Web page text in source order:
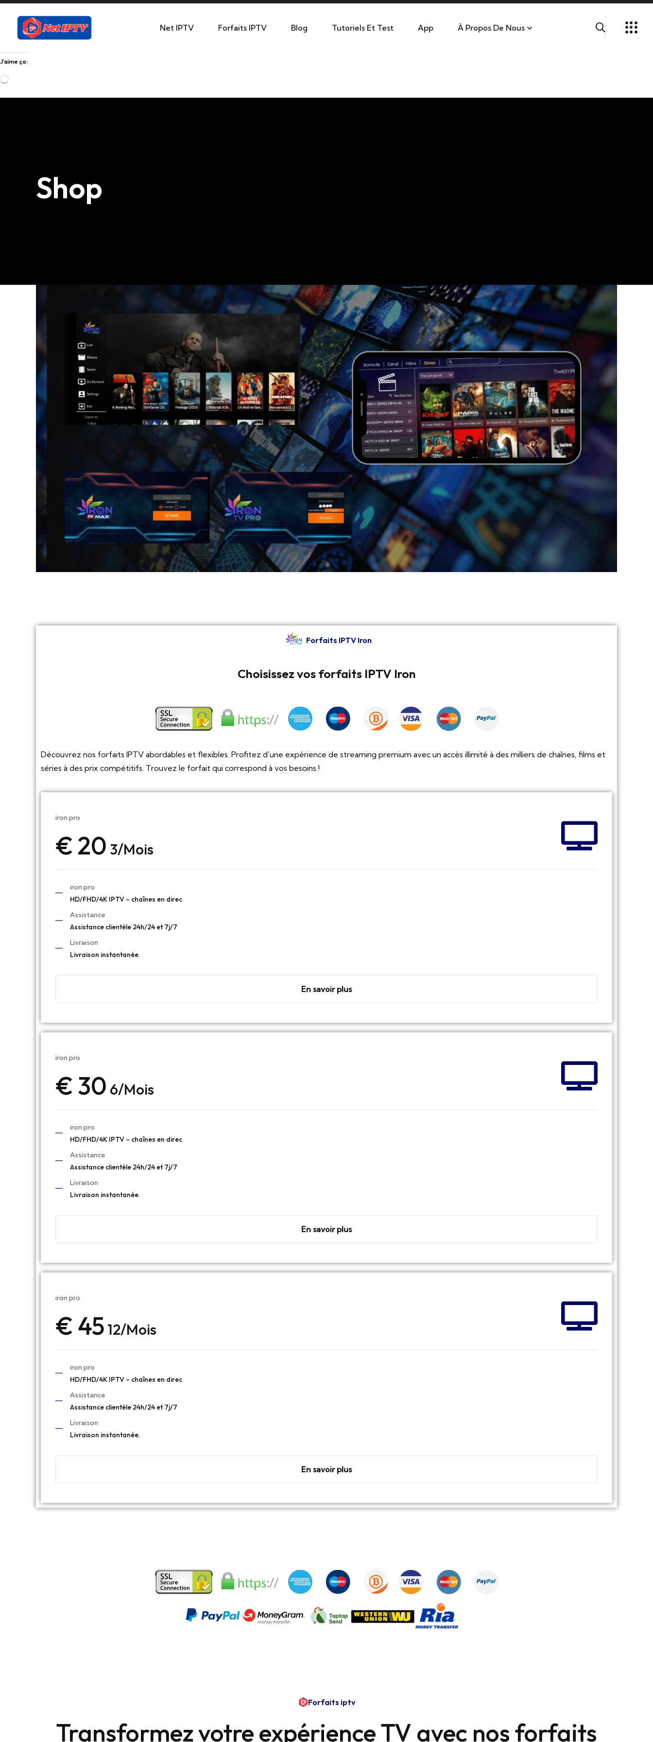
Net IPTV Forfaits IPTV Blog Tutoriels Et Test App À Propos De Nous
J’aime ça :
Shop
Forfaits IPTV Iron
Choisissez vos forfaits IPTV Iron
Découvrez nos forfaits IPTV abordables et flexibles. Profitez d’une expérience de streaming premium avec un accès illimité à des milliers de chaînes, films et
séries à des prix compétitifs. Trouvez le forfait qui correspond à vos besoins !
iron pro
€ 20 3/Mois
iron pro
HD/FHD/4K IPTV – chaînes en direc
Assistance
Assistance clientèle 24h/24 et 7j/7
Livraison
Livraison instantanée.
En savoir plus
iron pro
€ 30 6/Mois
iron pro
HD/FHD/4K IPTV – chaînes en direc
Assistance
Assistance clientèle 24h/24 et 7j/7
Livraison
Livraison instantanée.
En savoir plus
iron pro
€ 45 12/Mois
iron pro
HD/FHD/4K IPTV – chaînes en direc
Assistance
Assistance clientèle 24h/24 et 7j/7
Livraison
Livraison instantanée.
En savoir plus
Forfaits iptv
Transformez votre expérience TV avec nos forfaits